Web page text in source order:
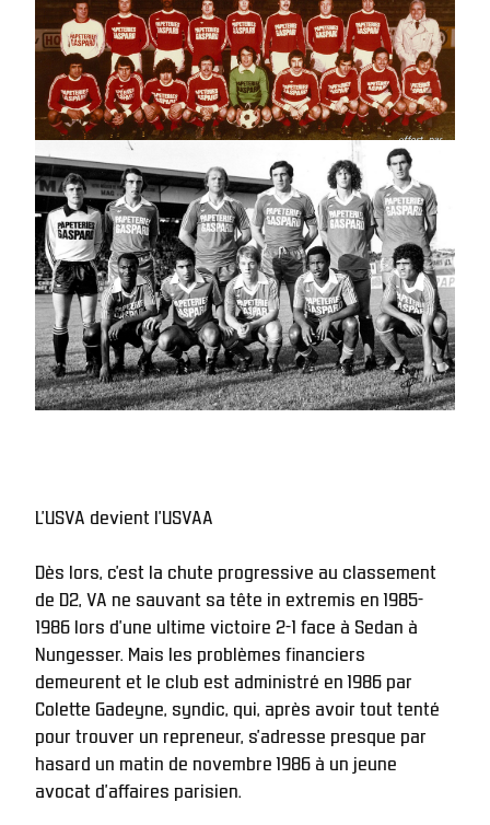
L’USVA devient l’USVAA
Dès lors, c’est la chute progressive au classement
de D2, VA ne sauvant sa tête in extremis en 1985-
1986 lors d’une ultime victoire 2-1 face à Sedan à
Nungesser. Mais les problèmes financiers
demeurent et le club est administré en 1986 par
Colette Gadeyne, syndic, qui, après avoir tout tenté
pour trouver un repreneur, s’adresse presque par
hasard un matin de novembre 1986 à un jeune
avocat d’affaires parisien.